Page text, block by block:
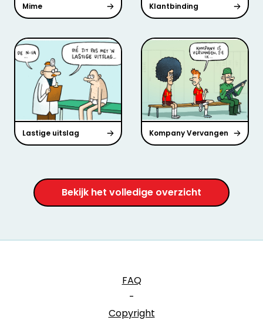
Mime Klantbinding
Lastige uitslag Kompany Vervangen
Bekijk het volledige overzicht
FAQ
-
Copyright